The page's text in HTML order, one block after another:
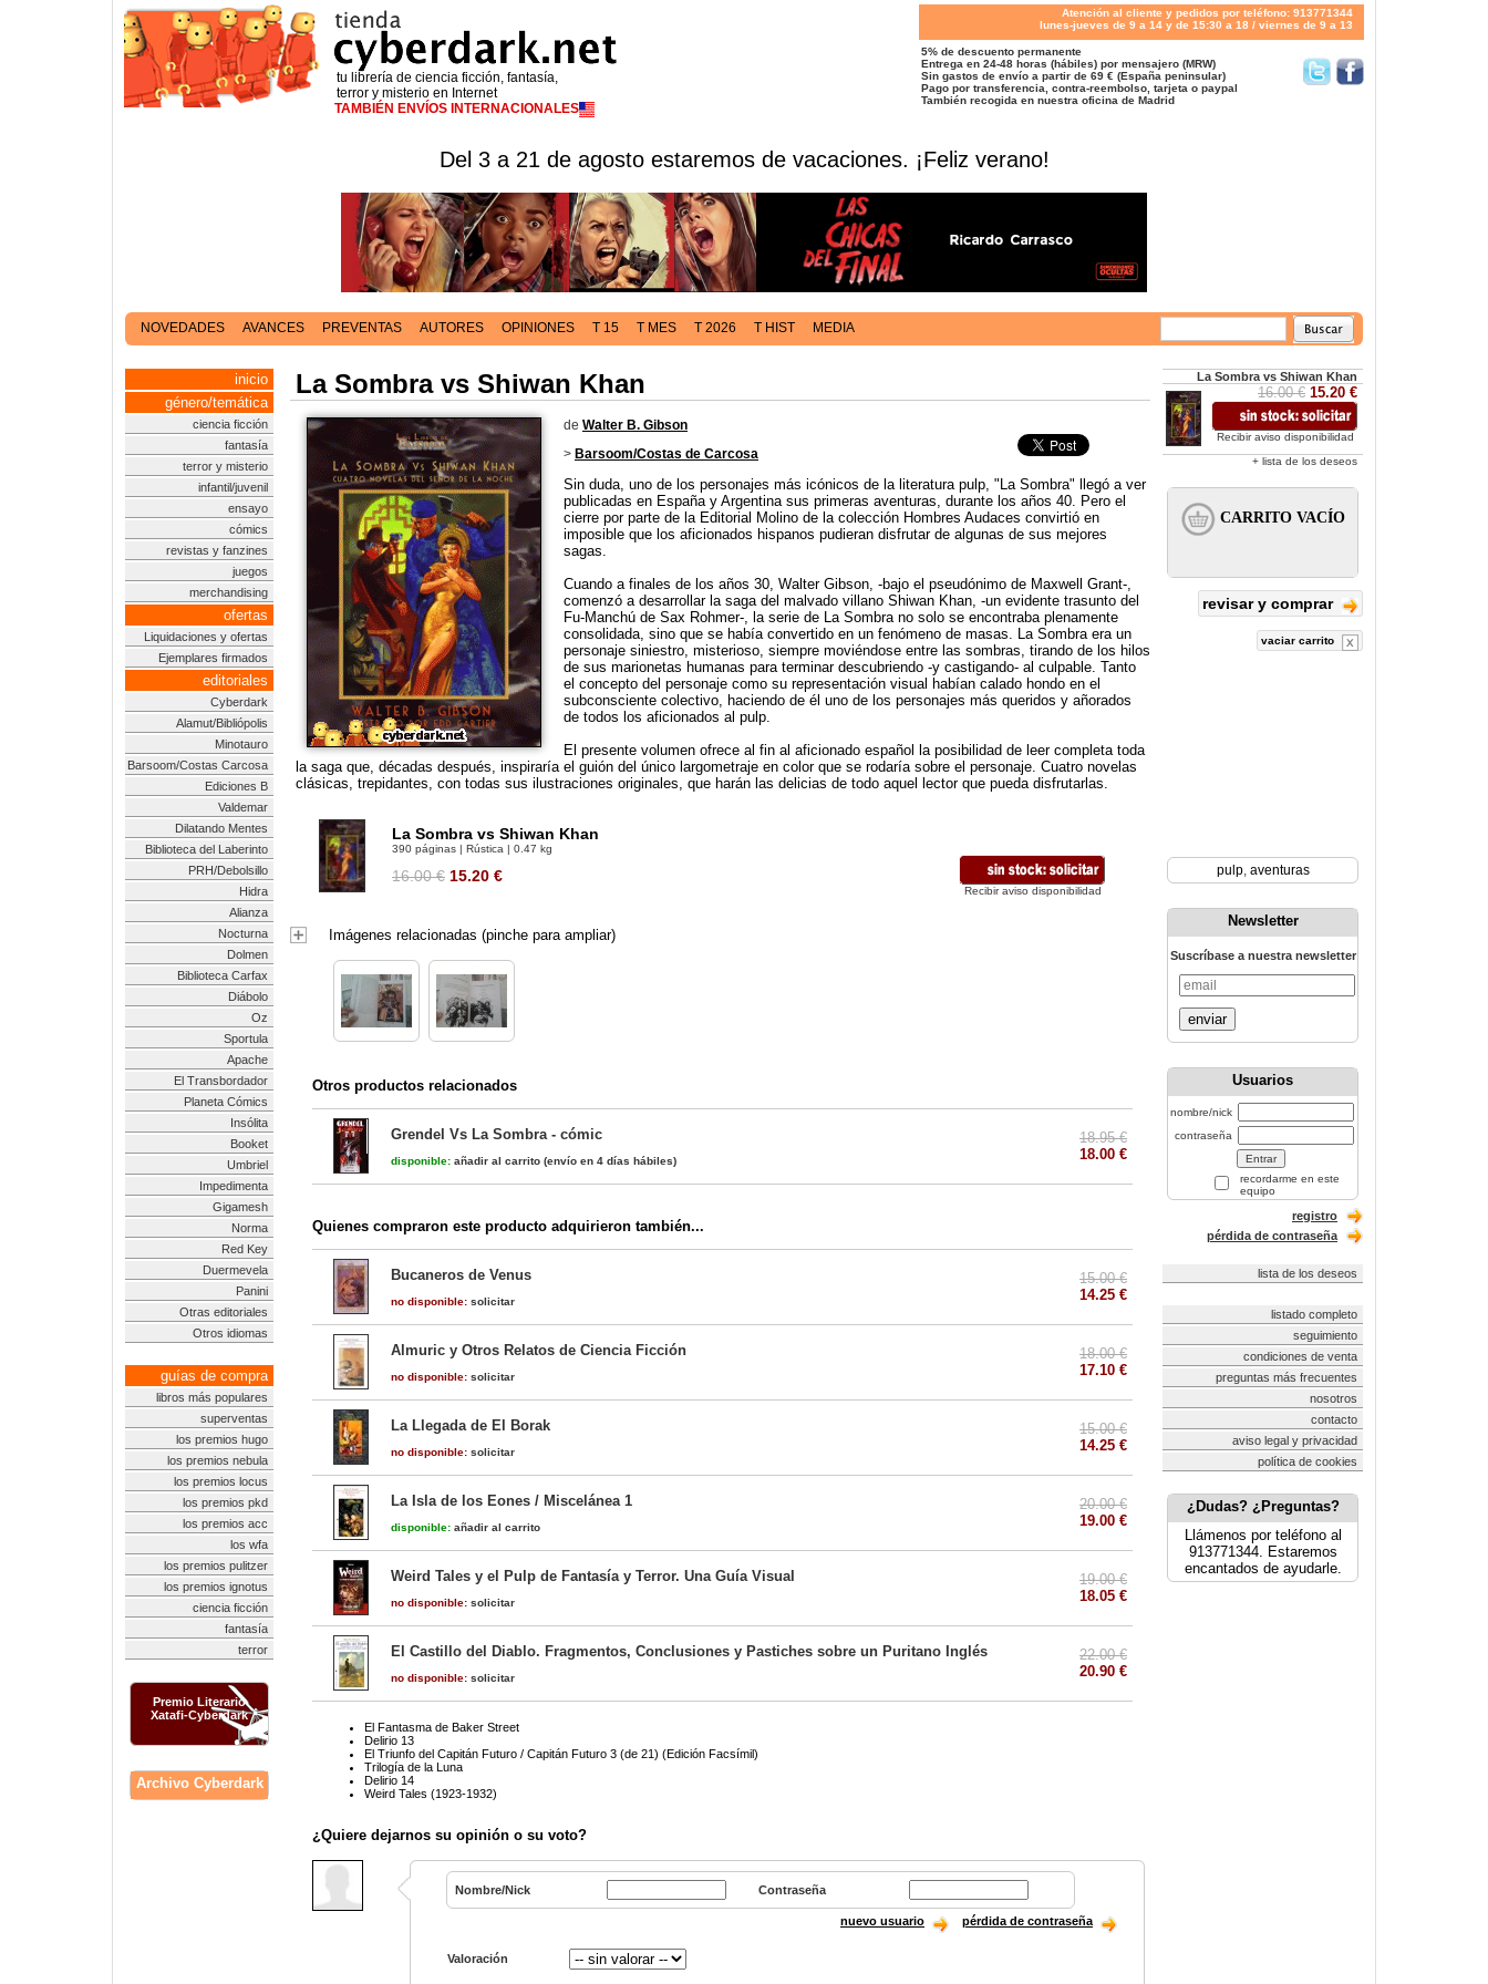
tu librería de ciencia ficción, fantasía,
terror y misterio en Internet
TAMBIÉN ENVÍOS INTERNACIONALES
Atención al cliente y pedidos por teléfono: 913771344
lunes-jueves de 9 a 14 y de 15:30 a 18 / viernes de 9 a 13
5% de descuento permanente
Entrega en 24-48 horas (hábiles) por mensajero (MRW)
Sin gastos de envío a partir de 69 € (España peninsular)
Pago por transferencia, contra-reembolso, tarjeta o paypal
También recogida en nuestra oficina de Madrid
Del 3 a 21 de agosto estaremos de vacaciones. ¡Feliz verano!
NOVEDADES AVANCES PREVENTAS AUTORES OPINIONES T 15 T MES T 2026 T HIST MEDIA
inicio
género/temática
ciencia ficción
fantasía
terror y misterio
infantil/juvenil
ensayo
cómics
revistas y fanzines
juegos
merchandising
ofertas
Liquidaciones y ofertas
Ejemplares firmados
editoriales
Cyberdark
Alamut/Bibliópolis
Minotauro
Barsoom/Costas Carcosa
Ediciones B
Valdemar
Dilatando Mentes
Biblioteca del Laberinto
PRH/Debolsillo
Hidra
Alianza
Nocturna
Dolmen
Biblioteca Carfax
Diábolo
Oz
Sportula
Apache
El Transbordador
Planeta Cómics
Insólita
Booket
Umbriel
Impedimenta
Gigamesh
Norma
Red Key
Duermevela
Panini
Otras editoriales
Otros idiomas
guías de compra
libros más populares
superventas
los premios hugo
los premios nebula
los premios locus
los premios pkd
los premios acc
los wfa
los premios pulitzer
los premios ignotus
ciencia ficción
fantasía
terror
Premio Literario
Xatafi-Cyberdark
Archivo Cyberdark
La Sombra vs Shiwan Khan
de Walter B. Gibson
> Barsoom/Costas de Carcosa
Sin duda, uno de los personajes más icónicos de la literatura pulp, "La Sombra" llegó a ver
publicadas en España y Argentina sus primeras aventuras, durante los años 40. Pero el
cierre por parte de la Editorial Molino de la colección Hombres Audaces convirtió en
imposible que los aficionados hispanos pudieran disfrutar de algunas de sus mejores
sagas.
Cuando a finales de los años 30, Walter Gibson, -bajo el pseudónimo de Maxwell Grant-,
comenzó a desarrollar la saga del malvado villano Shiwan Khan, -un evidente trasunto del
Fu-Manchú de Sax Rohmer-, la serie de La Sombra no solo se encontraba plenamente
consolidada, sino que se había convertido en un fenómeno de masas. La Sombra era un
personaje siniestro, misterioso, siempre moviéndose entre las sombras, tirando de los hilos
de sus marionetas humanas para terminar descubriendo -y castigando- al culpable. Tanto
el concepto del personaje como su representación visual habían calado hondo en el
subconsciente colectivo, haciendo de él uno de los personajes más queridos y añorados
de todos los aficionados al pulp.
El presente volumen ofrece al fin al aficionado español la posibilidad de leer completa toda
la saga que, décadas después, inspiraría el guión del único largometraje en color que se rodaría sobre el personaje. Cuatro novelas
clásicas, trepidantes, con todas sus ilustraciones originales, que harán las delicias de todo aquel lector que pueda disfrutarlas.
La Sombra vs Shiwan Khan
390 páginas | Rústica | 0.47 kg
16.00 € 15.20 €
Recibir aviso disponibilidad
Imágenes relacionadas (pinche para ampliar)
Otros productos relacionados
Grendel Vs La Sombra - cómic
disponible: añadir al carrito (envío en 4 días hábiles)
18.95 €
18.00 €
Quienes compraron este producto adquirieron también...
Bucaneros de Venus
no disponible: solicitar
15.00 €
14.25 €
Almuric y Otros Relatos de Ciencia Ficción
no disponible: solicitar
18.00 €
17.10 €
La Llegada de El Borak
no disponible: solicitar
15.00 €
14.25 €
La Isla de los Eones / Miscelánea 1
disponible: añadir al carrito
20.00 €
19.00 €
Weird Tales y el Pulp de Fantasía y Terror. Una Guía Visual
no disponible: solicitar
19.00 €
18.05 €
El Castillo del Diablo. Fragmentos, Conclusiones y Pastiches sobre un Puritano Inglés
no disponible: solicitar
22.00 €
20.90 €
El Fantasma de Baker Street
Delirio 13
El Triunfo del Capitán Futuro / Capitán Futuro 3 (de 21) (Edición Facsímil)
Trilogía de la Luna
Delirio 14
Weird Tales (1923-1932)
¿Quiere dejarnos su opinión o su voto?
Nombre/Nick Contraseña
nuevo usuario pérdida de contraseña
Valoración
La Sombra vs Shiwan Khan
16.00 € 15.20 €
Recibir aviso disponibilidad
+ lista de los deseos
revisar y comprar
vaciar carrito
pulp, aventuras
Newsletter
Suscríbase a nuestra newsletter
enviar
Usuarios
nombre/nick
contraseña
recordarme en este
equipo
registro
pérdida de contraseña
lista de los deseos
listado completo
seguimiento
condiciones de venta
preguntas más frecuentes
nosotros
contacto
aviso legal y privacidad
política de cookies
¿Dudas? ¿Preguntas?
Llámenos por teléfono al
913771344. Estaremos
encantados de ayudarle.